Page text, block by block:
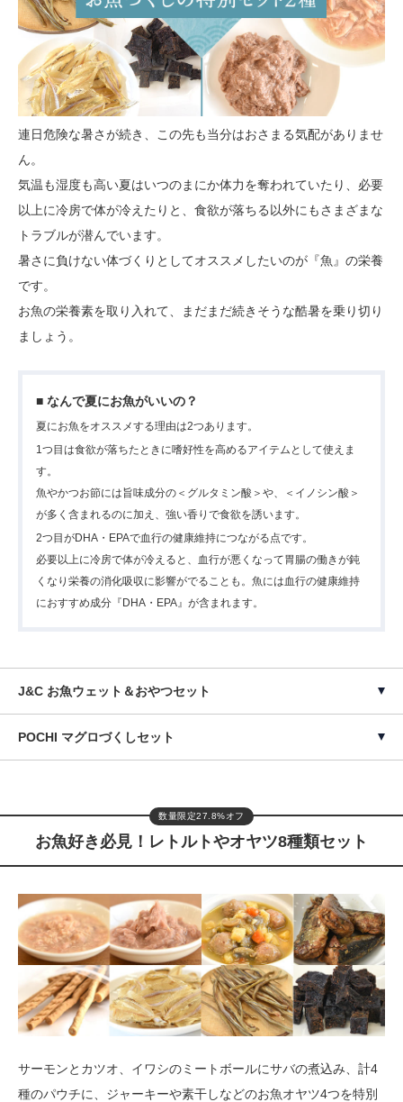
連日危険な暑さが続き、この先も当分はおさまる気配がありませ
ん。
気温も湿度も高い夏はいつのまにか体力を奪われていたり、必要
以上に冷房で体が冷えたりと、食欲が落ちる以外にもさまざまな
トラブルが潜んでいます。
暑さに負けない体づくりとしてオススメしたいのが『魚』の栄養
です。
お魚の栄養素を取り入れて、まだまだ続きそうな酷暑を乗り切り
ましょう。
■ なんで夏にお魚がいいの？
夏にお魚をオススメする理由は2つあります。
1つ目は食欲が落ちたときに嗜好性を高めるアイテムとして使えま
す。
魚やかつお節には旨味成分の＜グルタミン酸＞や、＜イノシン酸＞
が多く含まれるのに加え、強い香りで食欲を誘います。
2つ目がDHA・EPAで血行の健康維持につながる点です。
必要以上に冷房で体が冷えると、血行が悪くなって胃腸の働きが鈍
くなり栄養の消化吸収に影響がでることも。魚には血行の健康維持
におすすめ成分『DHA・EPA』が含まれます。
J&C お魚ウェット＆おやつセット
POCHI マグロづくしセット
数量限定27.8%オフ
お魚好き必見！レトルトやオヤツ8種類セット
サーモンとカツオ、イワシのミートボールにサバの煮込み、計4
種のパウチに、ジャーキーや素干しなどのお魚オヤツ4つを特別